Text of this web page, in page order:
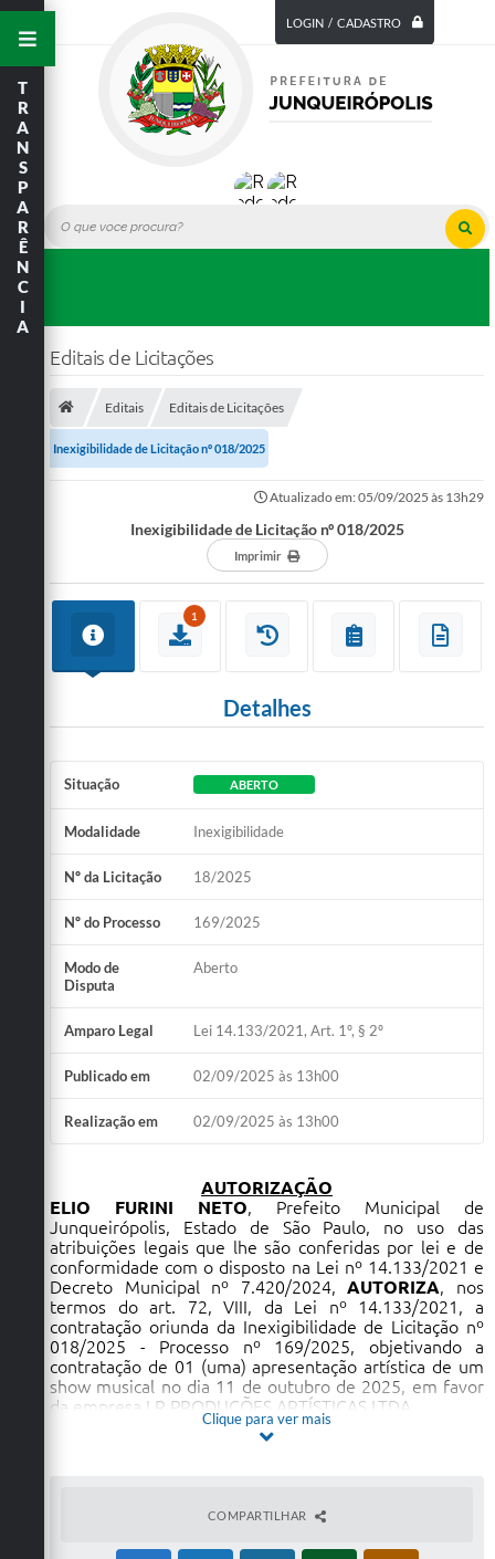
LOGIN / CADASTRO
T
R
A
N
S
P
A
R
Ê
N
C
I
A
Editais de Licitações
Editais Editais de Licitações
Inexigibilidade de Licitação nº 018/2025
Atualizado em: 05/09/2025 às 13h29
Inexigibilidade de Licitação nº 018/2025
Imprimir
1
Detalhes
Situação ABERTO
Modalidade Inexigibilidade
Nº da Licitação 18/2025
Nº do Processo 169/2025
Modo de
Disputa
Aberto
Amparo Legal Lei 14.133/2021, Art. 1º, § 2º
Publicado em 02/09/2025 às 13h00
Realização em 02/09/2025 às 13h00
AUTORIZAÇÃO
ELIO FURINI NETO, Prefeito Municipal de
Junqueirópolis, Estado de São Paulo, no uso das
atribuições legais que lhe são conferidas por lei e de
conformidade com o disposto na Lei nº 14.133/2021 e
Decreto Municipal nº 7.420/2024,AUTORIZA, nos
termos do art. 72, VIII, da Lei nº 14.133/2021, a
contratação oriunda da Inexigibilidade de Licitação nº
018/2025 - Processo nº 169/2025, objetivando a
contratação de 01 (uma) apresentação artística de um
show musical no dia 11 de outubro de 2025, em favor
da empresa LR PRODUÇÕES ARTÍSTICAS LTDA.
Junqueirópolis/SP, 02 de setembro de 2025.
ELIO FURINI NETO
Clique para ver mais
COMPARTILHAR